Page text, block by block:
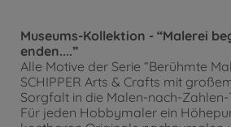
Museums-Kollektion - “Malerei
enden....”
Alle Motive der Serie “Berühmte
SCHIPPER Arts & Crafts mit
Sorgfalt in die Malen-nach-
Für jeden Hobbymaler ein